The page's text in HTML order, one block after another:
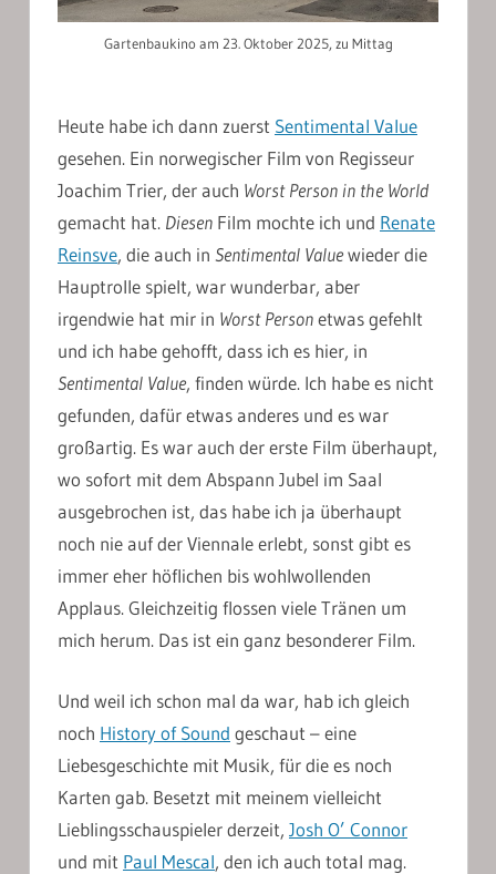
Gartenbaukino am 23. Oktober 2025, zu Mittag
Heute habe ich dann zuerst Sentimental Value
gesehen. Ein norwegischer Film von Regisseur
Joachim Trier, der auch Worst Person in the World
gemacht hat. Diesen Film mochte ich und Renate
Reinsve, die auch in Sentimental Valuewieder die
Hauptrolle spielt, war wunderbar, aber
irgendwie hat mir in Worst Personetwas gefehlt
und ich habe gehofft, dass ich es hier, in
Sentimental Value, finden würde. Ich habe es nicht
gefunden, dafür etwas anderes und es war
großartig. Es war auch der erste Film überhaupt,
wo sofort mit dem Abspann Jubel im Saal
ausgebrochen ist, das habe ich ja überhaupt
noch nie auf der Viennale erlebt, sonst gibt es
immer eher höflichen bis wohlwollenden
Applaus. Gleichzeitig flossen viele Tränen um
mich herum. Das ist ein ganz besonderer Film.
Und weil ich schon mal da war, hab ich gleich
noch History of Sound geschaut – eine
Liebesgeschichte mit Musik, für die es noch
Karten gab. Besetzt mit meinem vielleicht
Lieblingsschauspieler derzeit, Josh O’ Connor
und mit Paul Mescal, den ich auch total mag.